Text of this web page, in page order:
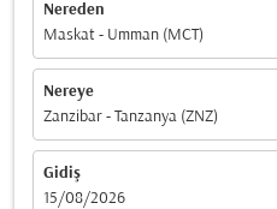
Nereden
Maskat - Umman (MCT)
Nereye
Zanzibar - Tanzanya (ZNZ)
Gidiş
fc-booking-departure-date-aria-label
15/08/2026